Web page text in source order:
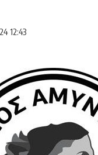
12:43